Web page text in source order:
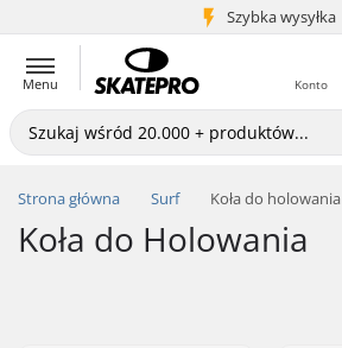
Szybka wysyłka
5+ mln klientów
Menu Konto
Strona główna Surf Koła do holowania
Koła do Holowania